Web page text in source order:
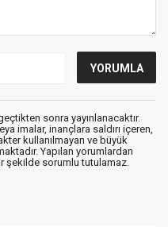
sonra yayınlanacaktır.
imalar, inançlara saldırı içeren,
kullanılmayan ve büyük
Yapılan yorumlardan
şekilde sorumlu tutulamaz.